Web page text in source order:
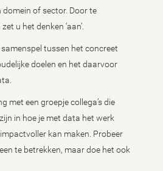
domein of sector. Door te
u het denken ‘aan’.
tussen het concreet
doelen en het daarvoor
met een groepje collega’s die
in hoe je met data het werk
kan maken. Probeer
te betrekken, maar doe het ook